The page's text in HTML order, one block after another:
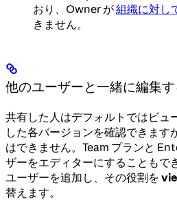
おり、Owner が組織に対し
きません。
他のユーザーと一緒に編集す
共有した人はデフォルトではビュ
した各バージョンを確認できます
はできません。Team プランと
ザーをエディターにすることもで
ユーザーを追加し、その役割を
替えます。